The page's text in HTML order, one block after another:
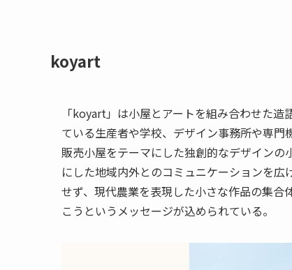
koyart
「koyart」は小屋とアートを組み合わせた
ている生産者や学校、デザイン事務所や専
販売小屋をテーマにした独創的なデザイン
にした地域内外とのコミュニケーションを
せず、現代農業を表現した小さな作品の集
こうというメッセージが込められている。